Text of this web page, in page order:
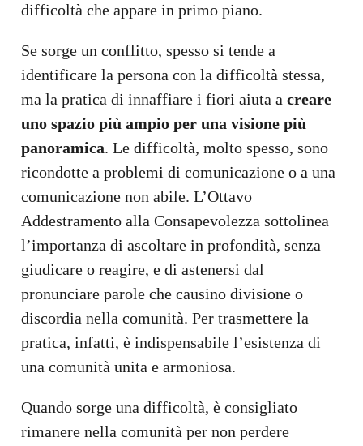
difficoltà che appare in primo piano.
Se sorge un conflitto, spesso si tende a
identificare la persona con la difficoltà stessa,
ma la pratica di innaffiare i fiori aiuta a creare
uno spazio più ampio per una visione più
panoramica. Le difficoltà, molto spesso, sono
ricondotte a problemi di comunicazione o a una
comunicazione non abile. L’Ottavo
Addestramento alla Consapevolezza sottolinea
l’importanza di ascoltare in profondità, senza
giudicare o reagire, e di astenersi dal
pronunciare parole che causino divisione o
discordia nella comunità. Per trasmettere la
pratica, infatti, è indispensabile l’esistenza di
una comunità unita e armoniosa.
Quando sorge una difficoltà, è consigliato
rimanere nella comunità per non perdere